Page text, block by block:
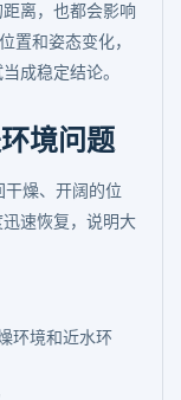
离，也都会影响
置和姿态变化，
成稳定结论。
境问题
燥、开阔的位
速恢复，说明大
环境和近水环